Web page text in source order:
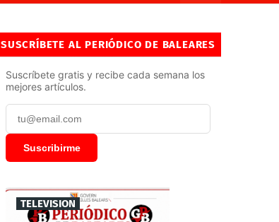
SUSCRÍBETE AL PERIÓDICO DE BALEARES
Suscríbete gratis y recibe cada semana los
mejores artículos.
Suscribirme
TELEVISION